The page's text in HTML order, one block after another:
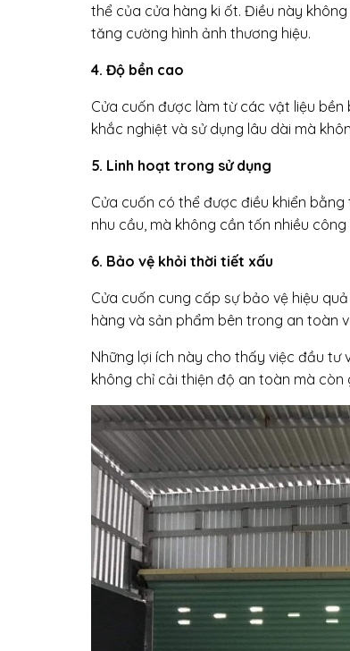
thể của cửa hàng ki ốt. Điều này
tăng cường hình ảnh thương hiệu.
4. Độ bền cao
Cửa cuốn được làm từ các vật liệu
khắc nghiệt và sử dụng lâu dài mà
5. Linh hoạt trong sử dụng
Cửa cuốn có thể được điều khiển
nhu cầu, mà không cần tốn nhiều
6. Bảo vệ khỏi thời tiết xấu
Cửa cuốn cung cấp sự bảo vệ hiệu
hàng và sản phẩm bên trong an toàn
Những lợi ích này cho thấy việc đầu tư
không chỉ cải thiện độ an toàn mà